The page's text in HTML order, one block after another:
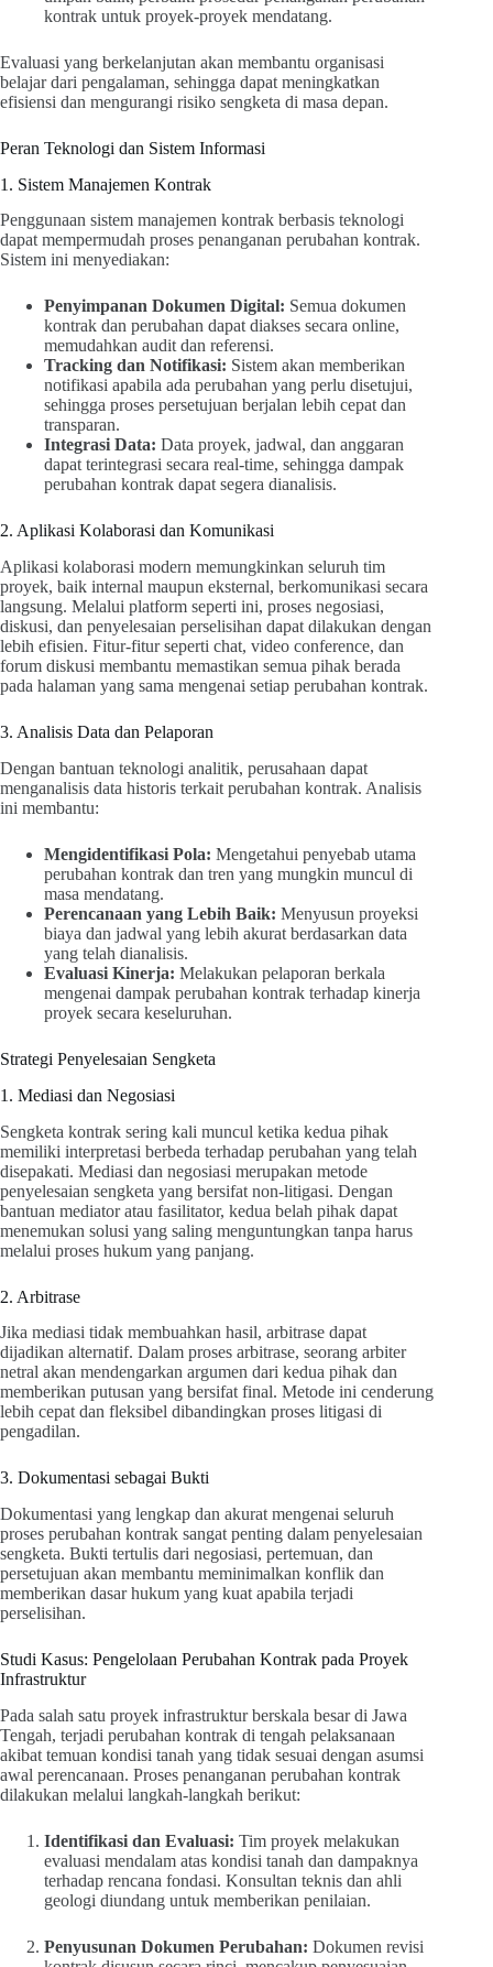
kontrak untuk proyek-proyek mendatang.
Evaluasi yang berkelanjutan akan membantu organisasi
belajar dari pengalaman, sehingga dapat meningkatkan
efisiensi dan mengurangi risiko sengketa di masa depan.
Peran Teknologi dan Sistem Informasi
1. Sistem Manajemen Kontrak
Penggunaan sistem manajemen kontrak berbasis teknologi
dapat mempermudah proses penanganan perubahan kontrak.
Sistem ini menyediakan:
Penyimpanan Dokumen Digital: Semua dokumen
kontrak dan perubahan dapat diakses secara online,
memudahkan audit dan referensi.
Tracking dan Notifikasi: Sistem akan memberikan
notifikasi apabila ada perubahan yang perlu disetujui,
sehingga proses persetujuan berjalan lebih cepat dan
transparan.
Integrasi Data: Data proyek, jadwal, dan anggaran
dapat terintegrasi secara real-time, sehingga dampak
perubahan kontrak dapat segera dianalisis.
2. Aplikasi Kolaborasi dan Komunikasi
Aplikasi kolaborasi modern memungkinkan seluruh tim
proyek, baik internal maupun eksternal, berkomunikasi secara
langsung. Melalui platform seperti ini, proses negosiasi,
diskusi, dan penyelesaian perselisihan dapat dilakukan dengan
lebih efisien. Fitur-fitur seperti chat, video conference, dan
forum diskusi membantu memastikan semua pihak berada
pada halaman yang sama mengenai setiap perubahan kontrak.
3. Analisis Data dan Pelaporan
Dengan bantuan teknologi analitik, perusahaan dapat
menganalisis data historis terkait perubahan kontrak. Analisis
ini membantu:
Mengidentifikasi Pola: Mengetahui penyebab utama
perubahan kontrak dan tren yang mungkin muncul di
masa mendatang.
Perencanaan yang Lebih Baik: Menyusun proyeksi
biaya dan jadwal yang lebih akurat berdasarkan data
yang telah dianalisis.
Evaluasi Kinerja: Melakukan pelaporan berkala
mengenai dampak perubahan kontrak terhadap kinerja
proyek secara keseluruhan.
Strategi Penyelesaian Sengketa
1. Mediasi dan Negosiasi
Sengketa kontrak sering kali muncul ketika kedua pihak
memiliki interpretasi berbeda terhadap perubahan yang telah
disepakati. Mediasi dan negosiasi merupakan metode
penyelesaian sengketa yang bersifat non-litigasi. Dengan
bantuan mediator atau fasilitator, kedua belah pihak dapat
menemukan solusi yang saling menguntungkan tanpa harus
melalui proses hukum yang panjang.
2. Arbitrase
Jika mediasi tidak membuahkan hasil, arbitrase dapat
dijadikan alternatif. Dalam proses arbitrase, seorang arbiter
netral akan mendengarkan argumen dari kedua pihak dan
memberikan putusan yang bersifat final. Metode ini cenderung
lebih cepat dan fleksibel dibandingkan proses litigasi di
pengadilan.
3. Dokumentasi sebagai Bukti
Dokumentasi yang lengkap dan akurat mengenai seluruh
proses perubahan kontrak sangat penting dalam penyelesaian
sengketa. Bukti tertulis dari negosiasi, pertemuan, dan
persetujuan akan membantu meminimalkan konflik dan
memberikan dasar hukum yang kuat apabila terjadi
perselisihan.
Studi Kasus: Pengelolaan Perubahan Kontrak pada Proyek
Infrastruktur
Pada salah satu proyek infrastruktur berskala besar di Jawa
Tengah, terjadi perubahan kontrak di tengah pelaksanaan
akibat temuan kondisi tanah yang tidak sesuai dengan asumsi
awal perencanaan. Proses penanganan perubahan kontrak
dilakukan melalui langkah-langkah berikut:
Identifikasi dan Evaluasi: Tim proyek melakukan
evaluasi mendalam atas kondisi tanah dan dampaknya
terhadap rencana fondasi. Konsultan teknis dan ahli
geologi diundang untuk memberikan penilaian.
Penyusunan Dokumen Perubahan: Dokumen revisi